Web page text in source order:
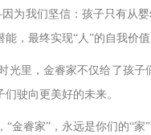
为我们坚信：孩子只有从
，最终实现“人”的自我价
里，金睿家不仅给了孩
驶向更美好的未来。
睿家”，永远是你们的“家”